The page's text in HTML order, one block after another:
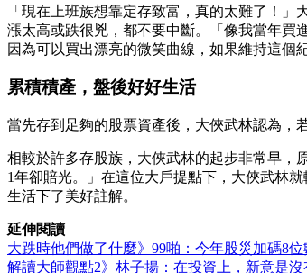
「現在上班族想靠定存致富，真的太難了！
漲太高或跌很兇，都不要中斷。「像我當年買
因為可以買出漂亮的微笑曲線，如果維持這個
累積積產，盤後好好生活
當先存到足夠的股票資產後，大俠武林認為，
相較於許多存股族，大俠武林的起步非常早，
1年卻賠光。」在這位大戶提點下，大俠武林
生活下了美好註解。
延伸閱讀
大跌時他們做了什麼》99啪：今年股災加碼8
解讀大師觀點2》林子揚：在投資上，新意是